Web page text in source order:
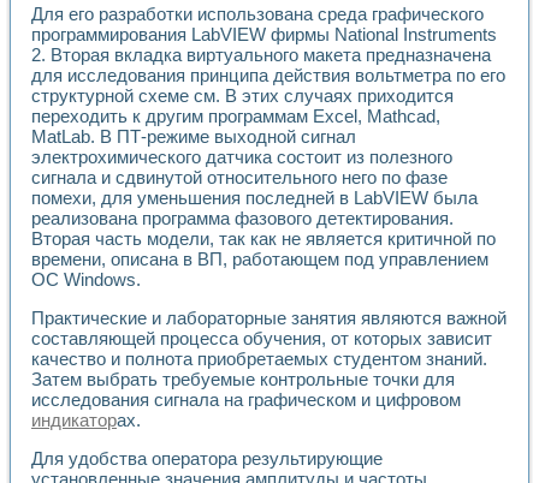
Лабораторный практикум по основам теории Коммутации
Разработка виртуальной лабораторной работы
Виртуальные практикумы по электротехнике в среде
Из опыта внедрения в рамках национального проекта
Исследование эффективности решателей
Опыт разработки LabVIEW лабораторных практикумов
Проблемы повышения качества образования и
Развитие LabVIEW лабораторного практикума по
Разработка виртуальной лаборатории по электротехнике
Усовершенствованные алгоритмы частотного анализа
Об опыте работы учебного центра «Технологии
Технологии NI в магистерской программе «Прикладная
Система диагностики двигателей постоянного тока
Автоматизированный стенд формирования
Лабораторный практикум по курсу ИИС на базе
Партнеры
Академические и отраслевые институты
Учебные заведения
Бизнес
Для его разработки использована среда графического
программирования LabVIEW фирмы National Instruments
2. Вторая вкладка виртуального макета предназначена
для исследования принципа действия вольтметра по его
структурной схеме см. В этих случаях приходится
переходить к другим программам Excel, Mathcad,
MatLab. В ПТ-режиме выходной сигнал
электрохимического датчика состоит из полезного
сигнала и сдвинутой относительного него по фазе
помехи, для уменьшения последней в LabVIEW была
реализована программа фазового детектирования.
Вторая часть модели, так как не является критичной по
времени, описана в ВП, работающем под управлением
ОС Windows.
Практические и лабораторные занятия являются важной
составляющей процесса обучения, от которых зависит
качество и полнота приобретаемых студентом знаний.
Затем выбрать требуемые контрольные точки для
исследования сигнала на графическом и цифровом
индикаторах.
Для удобства оператора результирующие